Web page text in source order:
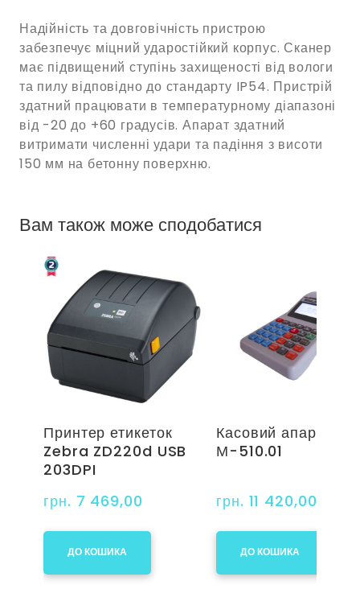
Надійність та довговічність пристрою
забезпечує міцний ударостійкий корпус. Сканер
має підвищений ступінь захищеності від вологи
та пилу відповідно до стандарту IP54. Пристрій
здатний працювати в температурному діапазоні
від -20 до +60 градусів. Апарат здатний
витримати численні удари та падіння з висоти
150 мм на бетонну поверхню.
Вам також може сподобатися
Принтер етикеток
Zebra ZD220d USB
203DPI
грн. 7 469,00
ДО КОШИКА
Касовий апарат
М-510.01
грн. 11 420,00
ДО КОШИКА